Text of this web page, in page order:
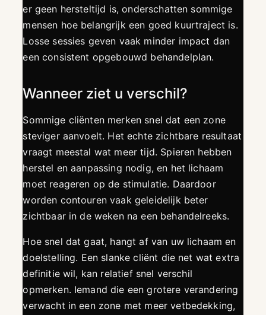
er geen hersteltijd is, onderschatten sommige
mensen hoe belangrijk een goed kuurtraject is.
Losse sessies geven vaak minder impact dan
een consistent opgebouwd behandelplan.
Wanneer ziet u verschil?
Sommige cliënten merken snel dat een zone
steviger aanvoelt. Het echte zichtbare resultaat
vraagt meestal wat meer tijd. Spieren hebben
herstel en aanpassing nodig, en het lichaam
moet reageren op de stimulatie. Daardoor
worden contouren vaak geleidelijk beter
zichtbaar in de weken na een behandelreeks.
Hoe snel dat gaat, hangt af van uw lichaam en
doelstelling. Een slanke cliënt die net wat extra
definitie wil, kan relatief snel verschil
opmerken. Iemand die een grotere verandering
verwacht in een zone met meer vetbedekking,